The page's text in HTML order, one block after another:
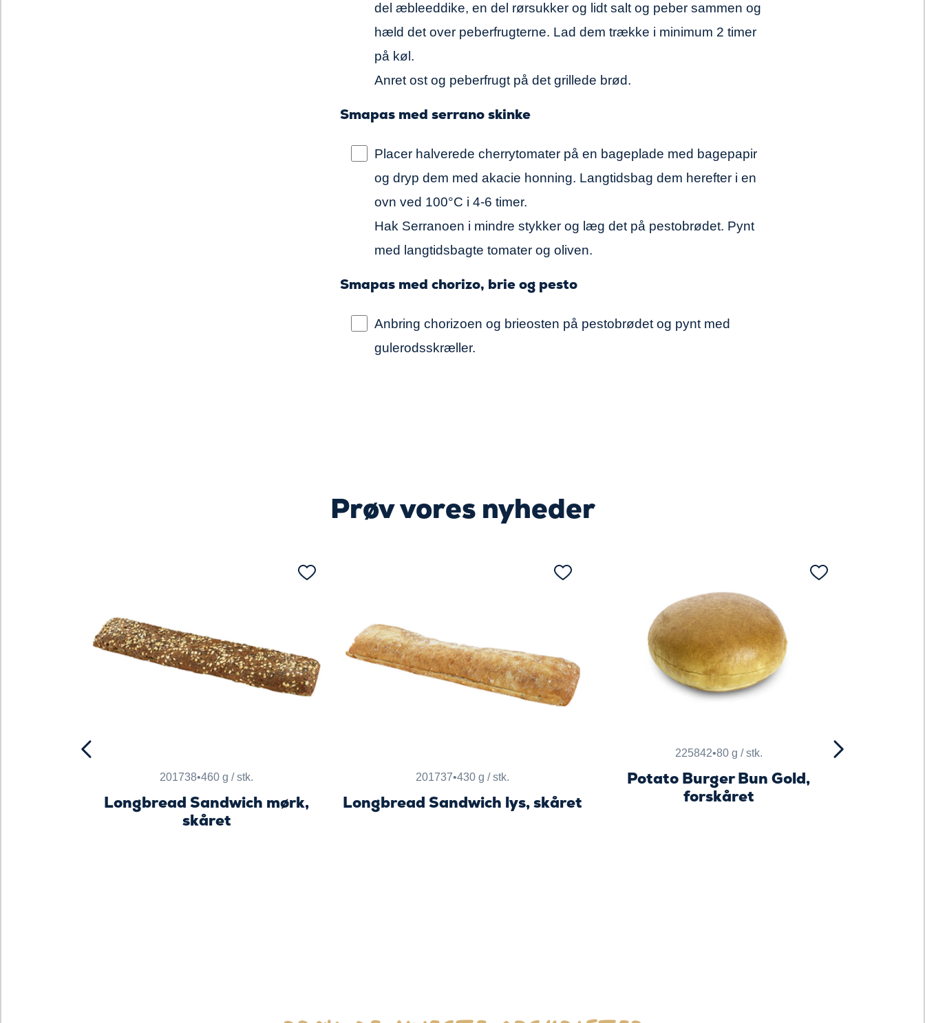
del æbleeddike, en del rørsukker og lidt salt og peber sammen og
hæld det over peberfrugterne. Lad dem trække i minimum 2 timer
på køl.
Anret ost og peberfrugt på det grillede brød.
Smapas med serrano skinke
Placer halverede cherrytomater på en bageplade med bagepapir
og dryp dem med akacie honning. Langtidsbag dem herefter i en
ovn ved 100°C i 4-6 timer.
Hak Serranoen i mindre stykker og læg det på pestobrødet. Pynt
med langtidsbagte tomater og oliven.
Smapas med chorizo, brie og pesto
Anbring chorizoen og brieosten på pestobrødet og pynt med
gulerodsskræller.
Prøv vores nyheder
201738•460 g / stk.
Longbread Sandwich mørk,
skåret
201737•430 g / stk.
Longbread Sandwich lys, skåret
225842•80 g / stk.
Potato Burger Bun Gold,
forskåret